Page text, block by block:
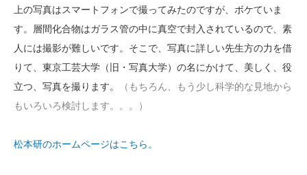
上の写真はスマートフォンで撮ってみたのですが、ボケていま
す。層間化合物はガラス管の中に真空で封入されているので、素
人には撮影が難しいです。そこで、写真に詳しい先生方の力を借
りて、東京工芸大学（旧・写真大学）の名にかけて、美しく、役
立つ、写真を撮ります。
（もちろん、もう少し科学的な見地から
もいろいろ検討します。。。）
松本研のホームページはこちら。